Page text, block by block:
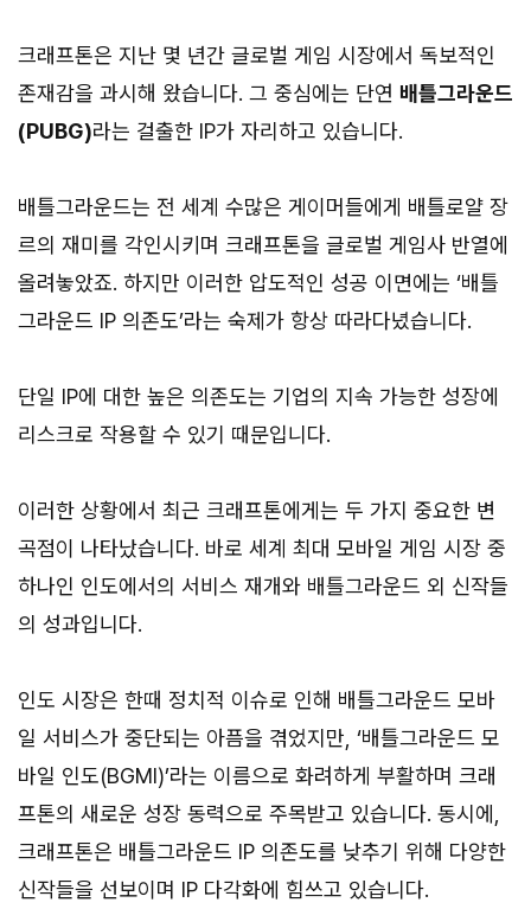
크래프톤은 지난 몇 년간 글로벌 게임 시장에서 독보적인
존재감을 과시해 왔습니다. 그 중심에는 단연 배틀그라운드
(PUBG)라는 걸출한 IP가 자리하고 있습니다.
배틀그라운드는 전 세계 수많은 게이머들에게 배틀로얄 장
르의 재미를 각인시키며 크래프톤을 글로벌 게임사 반열에
올려놓았죠. 하지만 이러한 압도적인 성공 이면에는 ‘배틀
그라운드 IP 의존도’라는 숙제가 항상 따라다녔습니다.
단일 IP에 대한 높은 의존도는 기업의 지속 가능한 성장에
리스크로 작용할 수 있기 때문입니다.
이러한 상황에서 최근 크래프톤에게는 두 가지 중요한 변
곡점이 나타났습니다. 바로 세계 최대 모바일 게임 시장 중
하나인 인도에서의 서비스 재개와 배틀그라운드 외 신작들
의 성과입니다.
인도 시장은 한때 정치적 이슈로 인해 배틀그라운드 모바
일 서비스가 중단되는 아픔을 겪었지만, ‘배틀그라운드 모
바일 인도(BGMI)’라는 이름으로 화려하게 부활하며 크래
프톤의 새로운 성장 동력으로 주목받고 있습니다. 동시에,
크래프톤은 배틀그라운드 IP 의존도를 낮추기 위해 다양한
신작들을 선보이며 IP 다각화에 힘쓰고 있습니다.